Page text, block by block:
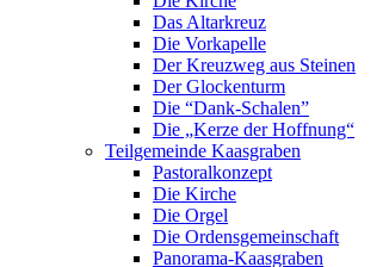
Das Altarkreuz
Die Vorkapelle
Der Kreuzweg aus Steinen
Der Glockenturm
Die “Dank-Schalen”
Die „Kerze der Hoffnung“
Teilgemeinde Kaasgraben
Pastoralkonzept
Die Kirche
Die Orgel
Die Ordensgemeinschaft
Panorama-Kaasgraben